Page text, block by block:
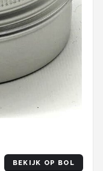
BEKIJK OP BOL